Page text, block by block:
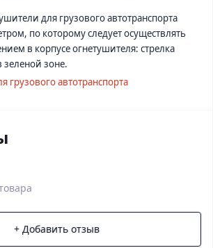
для грузового автотранспорта
по которому следует осуществлять
в корпусе огнетушителя: стрелка
зеленой зоне.
грузового автотранспорта
+ Добавить отзыв